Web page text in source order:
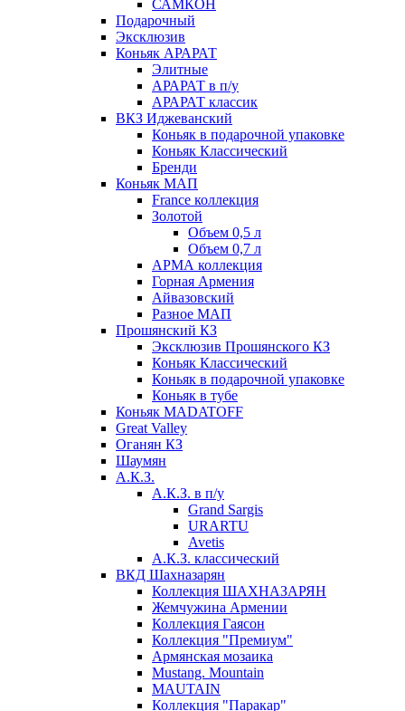
САМКОН
Подарочный
Эксклюзив
Коньяк АРАРАТ
Элитные
АРАРАТ в п/у
АРАРАТ классик
ВКЗ Иджеванский
Коньяк в подарочной упаковке
Коньяк Классический
Бренди
Коньяк МАП
France коллекция
Золотой
Объем 0,5 л
Объем 0,7 л
АРМА коллекция
Горная Армения
Айвазовский
Разное МАП
Прошянский КЗ
Эксклюзив Прошянского КЗ
Коньяк Классический
Коньяк в подарочной упаковке
Коньяк в тубе
Коньяк MADATOFF
Great Valley
Оганян КЗ
Шаумян
А.К.З.
А.К.З. в п/у
Grand Sargis
URARTU
Avetis
А.К.З. классический
ВКД Шахназарян
Коллекция ШАХНАЗАРЯН
Жемчужина Армении
Коллекция Гаясон
Коллекция "Премиум"
Армянская мозаика
Mustang. Mountain
MAUTAIN
Коллекция "Паракар"